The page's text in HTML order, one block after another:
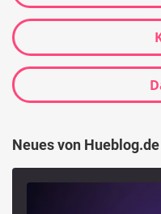
Neues von Hueblog.de